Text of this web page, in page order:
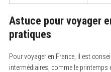
Astuce pour voyager
pratiques
Pour voyager en France, il est
intermédiaires, comme le printemps